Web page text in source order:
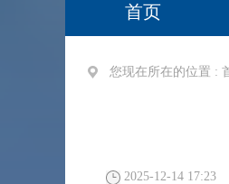
首页
您现在所在的位置 :
2025-12-14 17:23